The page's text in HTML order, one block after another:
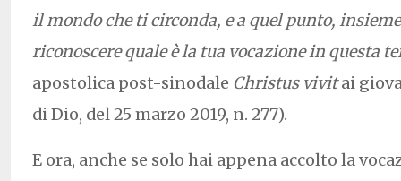
il mondo che ti circonda, e a quel punto,
riconoscere quale è la tua vocazione in questa
apostolica post-sinodale Christus vivitai
di Dio, del 25 marzo 2019, n. 277).
E ora, anche se solo hai appena accolto la